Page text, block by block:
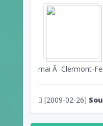
mai Ã Clermont-
[2009-02-26]